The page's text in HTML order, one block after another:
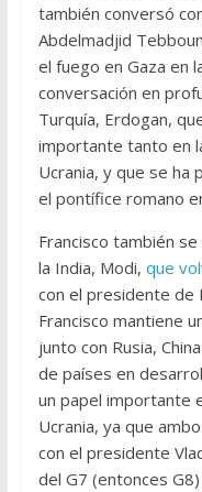
también conversó
Abdelmadjid
el fuego en Gaza en
conversación en
Turquía, Erdogan,
importante tanto en
Ucrania, y que se ha
el pontífice romano
Francisco también
la India, Modi, que
con el presidente de
Francisco mantiene
junto con Rusia,
de países en
un papel importante
Ucrania, ya que
con el presidente
del G7 (entonces